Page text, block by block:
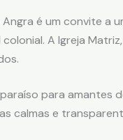
é um convite a
A Igreja
para amantes
calmas e